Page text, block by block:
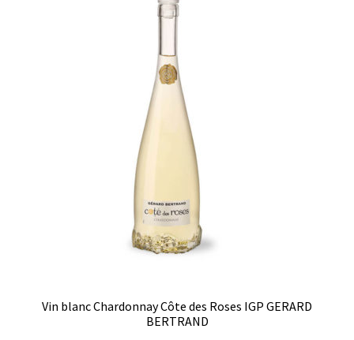
Vin blanc Chardonnay Côte des Roses IGP GERARD
BERTRAND